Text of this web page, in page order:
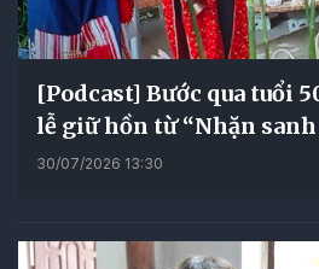
[Podcast] Bước qua tuổi
lễ giữ hồn từ “Nhặn
30/07/2026 13:30